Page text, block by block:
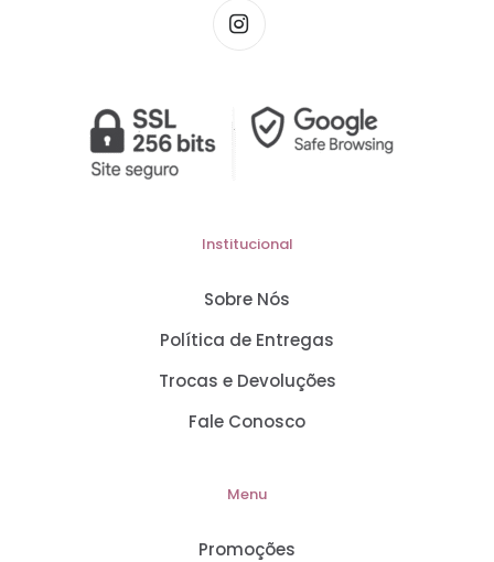
Institucional
Sobre Nós
Política de Entregas
Trocas e Devoluções
Fale Conosco
Menu
Promoções